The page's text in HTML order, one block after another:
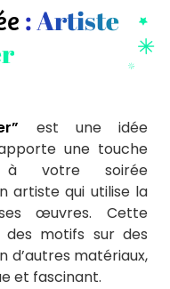
: Artiste
est une idée
une touche
à votre soirée
artiste qui utilise la
œuvres. Cette
motifs sur des
d’autres matériaux,
et fascinant.